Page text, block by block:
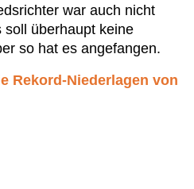
war auch nicht
überhaupt keine
so hat es angefangen.
Rekord-Niederlagen von